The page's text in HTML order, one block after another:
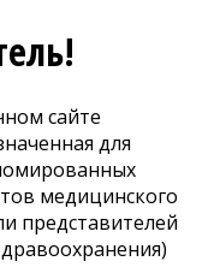
сайте
для
медицинского
представителей